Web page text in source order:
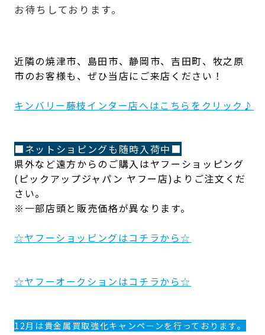
お待ちしております。
近隣の焼津市、島田市、静岡市、吉田町、牧之原
市のお客様も、ぜひ当店にご来店ください！
キンバリー藤枝インター店へはこちらをクリック♪
■ネットショピングも随時入荷中■
県外など遠方からのご購入はヤフーショッピング
(ピックアップジャパン ヤフー店)よりご注文くだ
さい。
※一部店頭と販売価格が異なります。
☆ヤフーショッピングはコチラから☆
☆ヤフーオークションはコチラから☆
12月は貴金属買取強化キャンペーンを行っております。